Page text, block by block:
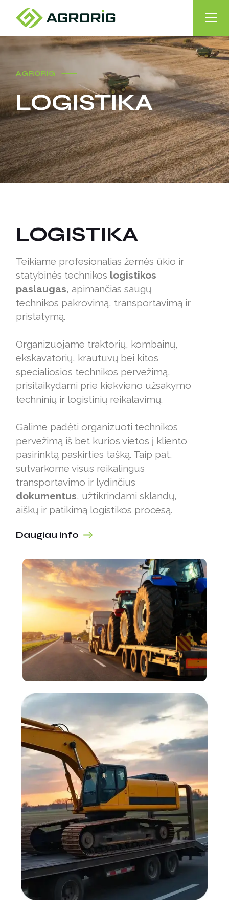
AGRORIG
LOGISTIKA
LOGISTIKA
Teikiame profesionalias žemės ūkio ir
statybinės technikos logistikos
paslaugas, apimančias saugų
technikos pakrovimą, transportavimą ir
pristatymą.
Organizuojame traktorių, kombainų,
ekskavatorių, krautuvų bei kitos
specialiosios technikos pervežimą,
prisitaikydami prie kiekvieno užsakymo
techninių ir logistinių reikalavimų.
Galime padėti organizuoti technikos
pervežimą iš bet kurios vietos į kliento
pasirinktą paskirties tašką. Taip pat,
sutvarkome visus reikalingus
transportavimo ir lydinčius
dokumentus, užtikrindami sklandų,
aiškų ir patikimą logistikos procesą.
Daugiau info